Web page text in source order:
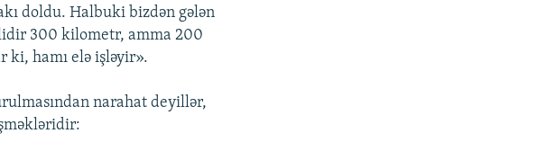
doldu. Halbuki bizdən gələn
300 kilometr, amma 200
ki, hamı elə işləyir».
narahat deyillər,